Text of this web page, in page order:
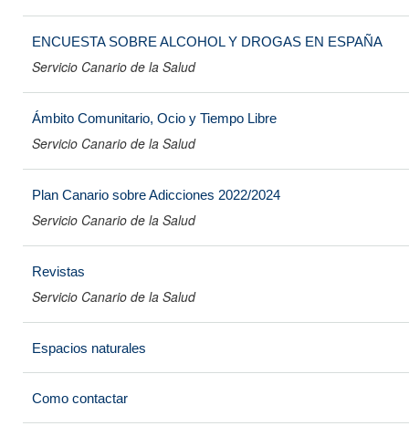
ENCUESTA SOBRE ALCOHOL Y DROGAS EN ESPAÑA
Servicio Canario de la Salud
Ámbito Comunitario, Ocio y Tiempo Libre
Servicio Canario de la Salud
Plan Canario sobre Adicciones 2022/2024
Servicio Canario de la Salud
Revistas
Servicio Canario de la Salud
Espacios naturales
Como contactar